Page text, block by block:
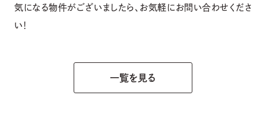
気になる物件がございましたら、お気軽にお問い合わせくださ
い！
一覧を見る